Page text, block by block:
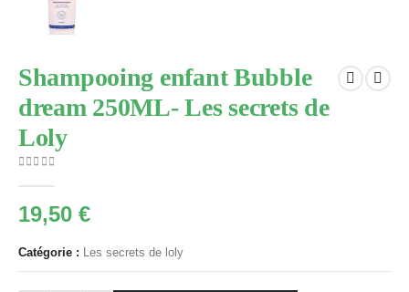
Shampooing enfant Bubble
dream 250ML- Les secrets de
Loly
19,50 €
Catégorie : Les secrets de loly